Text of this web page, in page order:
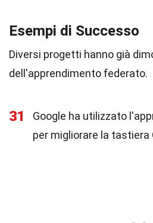
Esempi di Successo
Diversi progetti hanno già
dell'apprendimento federato.
31
Google ha utilizzato
per migliorare la tastiera